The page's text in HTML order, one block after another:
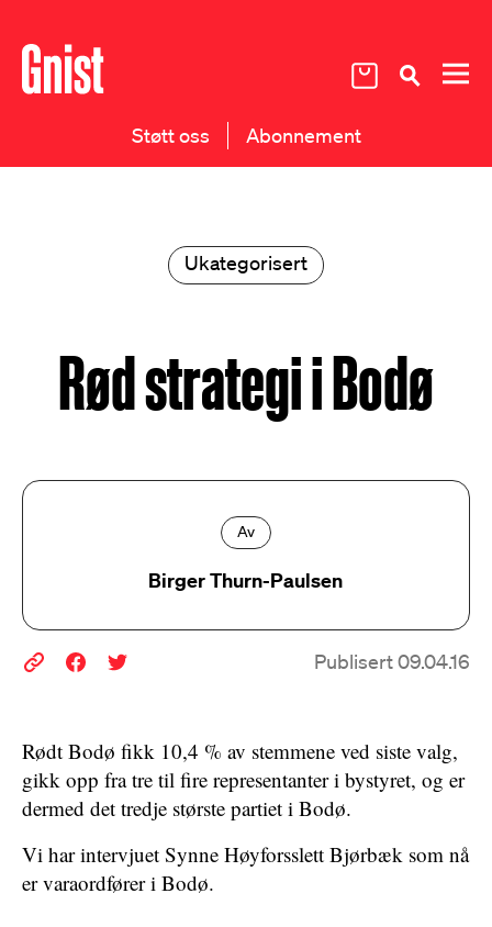
Støtt oss Abonnement
Ukategorisert
Rød strategi i Bodø
Av
Birger Thurn-Paulsen
Publisert 09.04.16
Rødt Bodø fikk 10,4 % av stemmene ved siste valg,
gikk opp fra tre til fire representanter i bystyret, og er
dermed det tredje største partiet i Bodø.
Vi har intervjuet Synne Høyforsslett Bjørbæk som nå
er varaordfører i Bodø.